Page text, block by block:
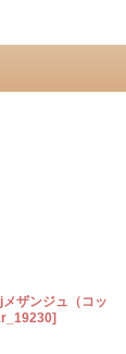
ザンジュ（コッ
]